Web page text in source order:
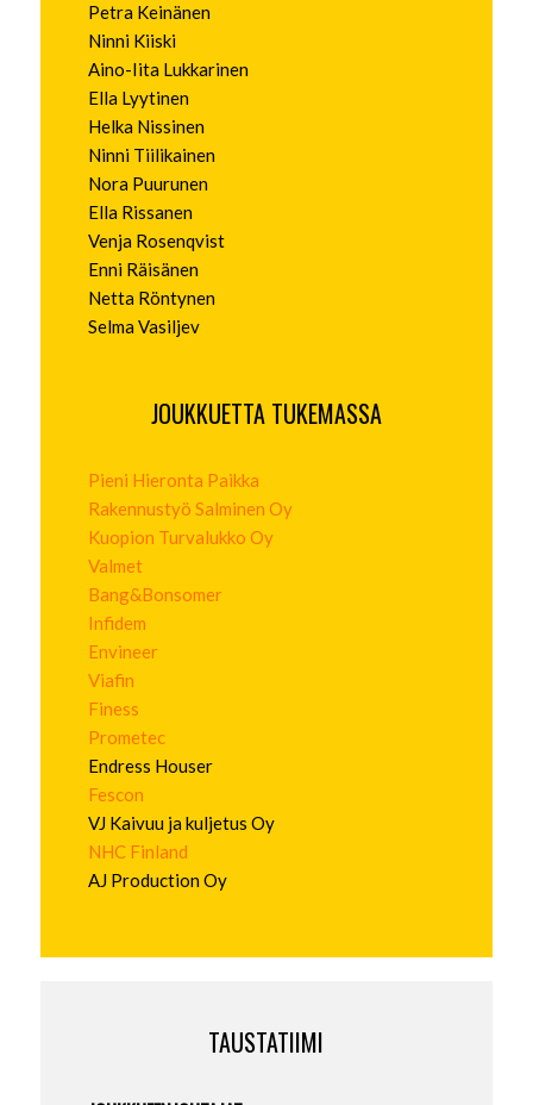
Petra Keinänen
Ninni Kiiski
Aino-Iita Lukkarinen
Ella Lyytinen
Helka Nissinen
Ninni Tiilikainen
Nora Puurunen
Ella Rissanen
Venja Rosenqvist
Enni Räisänen
Netta Röntynen
Selma Vasiljev
JOUKKUETTA TUKEMASSA
Pieni Hieronta Paikka
Rakennustyö Salminen Oy
Kuopion Turvalukko Oy
Valmet
Bang&Bonsomer
Infidem
Envineer
Viafin
Finess
Prometec
Endress Houser
Fescon
VJ Kaivuu ja kuljetus Oy
NHC Finland
AJ Production Oy
TAUSTATIIMI